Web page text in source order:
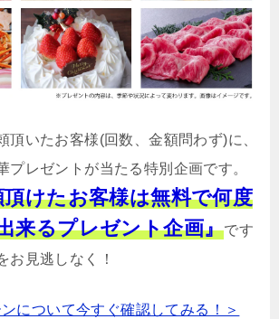
頂いたお客様(回数、金額問わず)に、
プレゼントが当たる特別企画です。
けたお客様は無料で何度
来るプレゼント企画』です
お見逃しなく！
について今すぐ確認してみる！＞